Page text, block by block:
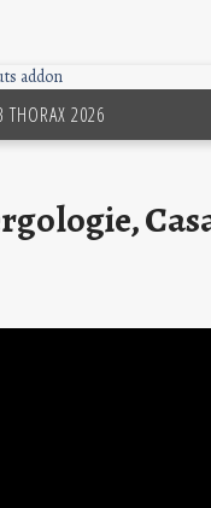
THORAX 2026